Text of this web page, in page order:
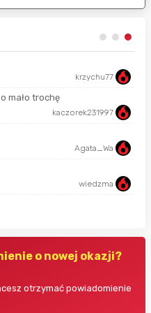
krzychu77
mało trochę
kaczorek231997
Agata_Wa
wiedzma
o nowej okazji?
otrzymać powiadomienie